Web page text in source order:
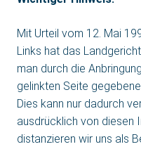
Mit Urteil vom 12. Mai
Links hat das
man durch die
gelinkten Seite
Dies kann nur dadurch
ausdrücklich von diesen
distanzieren wir uns als